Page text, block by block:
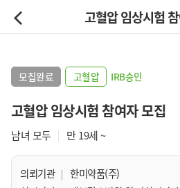
고혈압 임상시험
모집완료 고혈압 IRB승인
고혈압 임상시험 참여자 모집
남녀 모두 만 19세 ~
의뢰기관
한미약품(주)